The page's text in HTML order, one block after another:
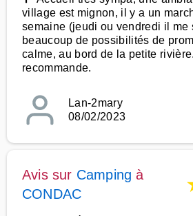
village est mignon, il y a un
semaine (jeudi ou vendredi il me
beaucoup de possibilités de
calme, au bord de la petite
recommande.
Lan-2mary
08/02/2023
Avis sur Camping à
CONDAC